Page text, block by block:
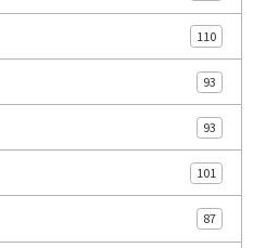
110
93
93
101
87